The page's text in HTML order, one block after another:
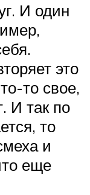
И один
это
то свое,
И так по
то
и
еще